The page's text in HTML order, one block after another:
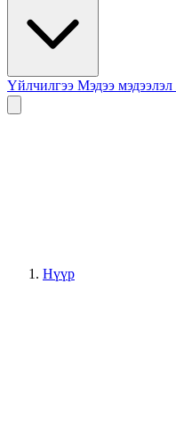
Үйлчилгээ Мэдээ мэдээлэл
Нүүр